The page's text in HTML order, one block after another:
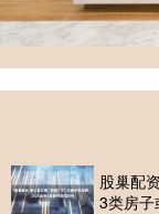
股巢配
3类房